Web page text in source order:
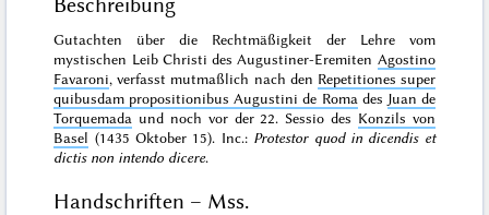
Gutachten über die Rechtmäßigkeit der Lehre vom
mystischen Leib Christi des Augustiner-Eremiten Agostino
Favaroni, verfasst mutmaßlich nach den Repetitiones super
quibusdam propositionibus Augustini de Romades Juan de
Torquemada und noch vor der 22. Sessio des Konzils von
Basel (1435 Oktober 15). Inc.: Protestor quod in dicendis et
dictis non intendo dicere.
Handschriften – Mss.